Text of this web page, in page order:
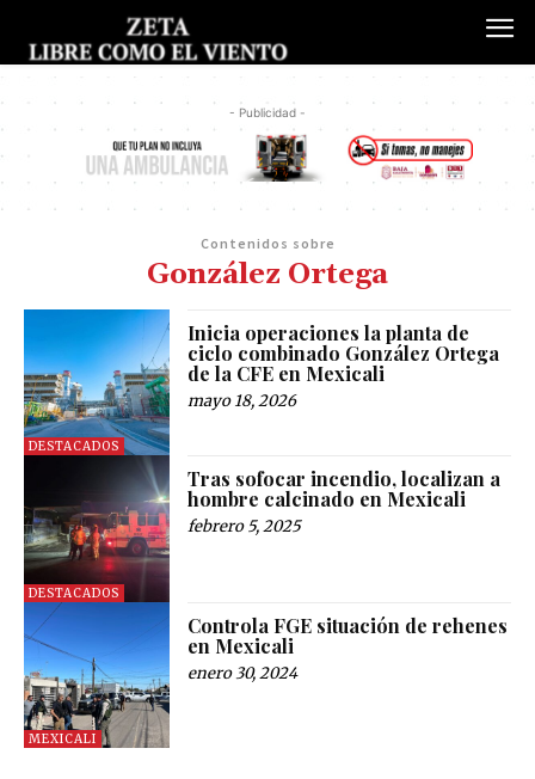
- Publicidad -
Contenidos sobre
González Ortega
DESTACADOS
Inicia operaciones la planta de
ciclo combinado González Ortega
de la CFE en Mexicali
mayo 18, 2026
DESTACADOS
Tras sofocar incendio, localizan a
hombre calcinado en Mexicali
febrero 5, 2025
MEXICALI
Controla FGE situación de rehenes
en Mexicali
enero 30, 2024